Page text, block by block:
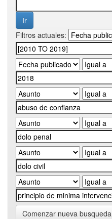
Filtros actuales:
Comenzar nueva busqueda